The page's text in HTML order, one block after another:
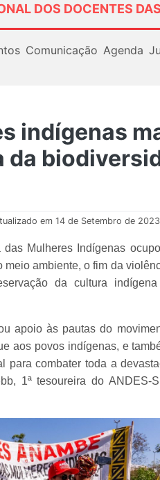
DOS DOCENTES
Comunicação Agenda
indígenas
da
em 14 de Setembro de
Mulheres Indígenas
ambiente, o fim da
da cultura
apoio às pautas do
aos povos indígenas, e
para combater toda a
1ª tesoureira do ANDES-